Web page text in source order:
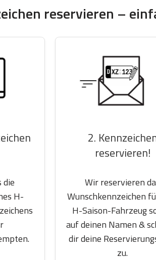
reservieren –
die
H-
2.
reservieren!
Wir reservieren
Wunschkennzeichen
H-Saison-Fahrzeug
auf deinen Namen &
dir deine
zu.